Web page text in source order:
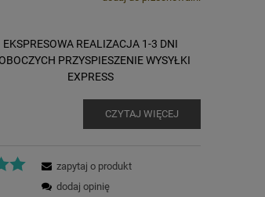
EKSPRESOWA REALIZACJA 1-3 DNI
PRZYSPIESZENIE WYSYŁKI
EXPRESS
CZYTAJ WIĘCEJ
zapytaj o produkt
dodaj opinię